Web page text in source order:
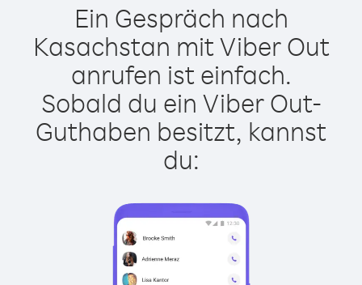
Ein Gespräch nach
Kasachstan mit Viber Out
anrufen ist einfach.
Sobald du ein Viber Out-
Guthaben besitzt, kannst
du: